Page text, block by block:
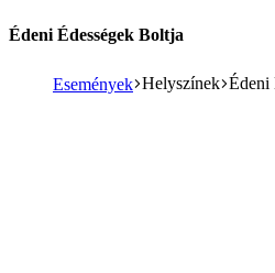
Édeni Édességek Boltja
Események Helyszínek Édeni